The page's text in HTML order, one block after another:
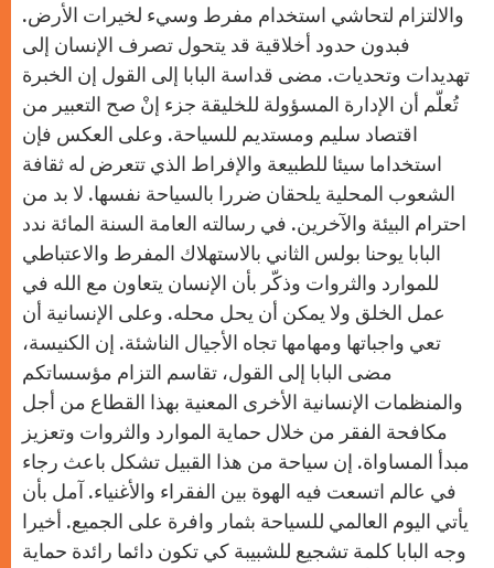
والالتزام لتحاشي استخدام مفرط وسيء لخيرات الأرض.
فبدون حدود أخلاقية قد يتحول تصرف الإنسان إلى
تهديدات وتحديات. مضى قداسة البابا إلى القول إن الخبرة
تُعلّم أن الإدارة المسؤولة للخليقة جزء إنْ صح التعبير من
اقتصاد سليم ومستديم للسياحة. وعلى العكس فإن
استخداما سيئا للطبيعة والإفراط الذي تتعرض له ثقافة
الشعوب المحلية يلحقان ضررا بالسياحة نفسها. لا بد من
احترام البيئة والآخرين. في رسالته العامة السنة المائة ندد
البابا يوحنا بولس الثاني بالاستهلاك المفرط والاعتباطي
للموارد والثروات وذكّر بأن الإنسان يتعاون مع الله في
عمل الخلق ولا يمكن أن يحل محله. وعلى الإنسانية أن
تعي واجباتها ومهامها تجاه الأجيال الناشئة. إن الكنيسة،
مضى البابا إلى القول، تقاسم التزام مؤسساتكم
والمنظمات الإنسانية الأخرى المعنية بهذا القطاع من أجل
مكافحة الفقر من خلال حماية الموارد والثروات وتعزيز
مبدأ المساواة. إن سياحة من هذا القبيل تشكل باعث رجاء
في عالم اتسعت فيه الهوة بين الفقراء والأغنياء. آمل بأن
يأتي اليوم العالمي للسياحة بثمار وافرة على الجميع. أخيرا
وجه البابا كلمة تشجيع للشبيبة كي تكون دائما رائدة حماية